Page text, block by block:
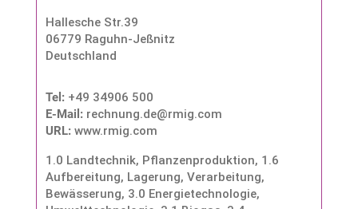
Hallesche Str.39
06779 Raguhn-Jeßnitz
Deutschland
Tel: +49 34906 500
E-Mail: rechnung.de@rmig.com
URL: www.rmig.com
1.0 Landtechnik, Pflanzenproduktion, 1.6
Aufbereitung, Lagerung, Verarbeitung,
Bewässerung, 3.0 Energietechnologie,